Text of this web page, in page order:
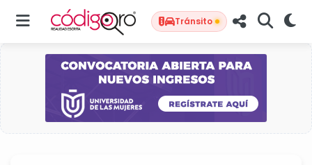
Tránsito